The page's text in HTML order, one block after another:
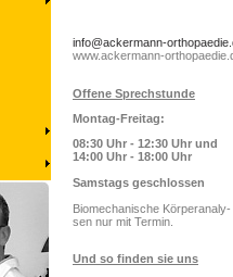
info@ackermann-
www.ackermann-
Offene Sprechstunde
Montag-Freitag:
08:30 Uhr - 12:30 Uhr und
14:00 Uhr - 18:00 Uhr
Samstags geschlossen
Biomechanische Körperanaly-
sen nur mit Termin.
Und so finden sie uns